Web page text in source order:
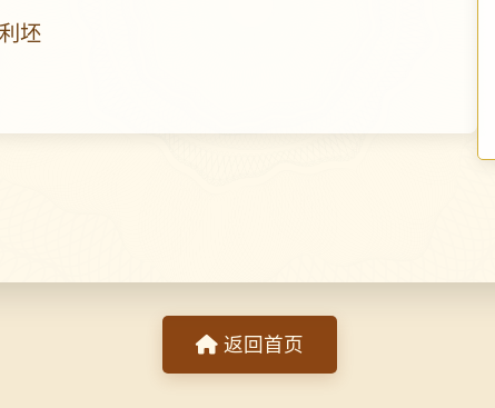
坯
返回首页